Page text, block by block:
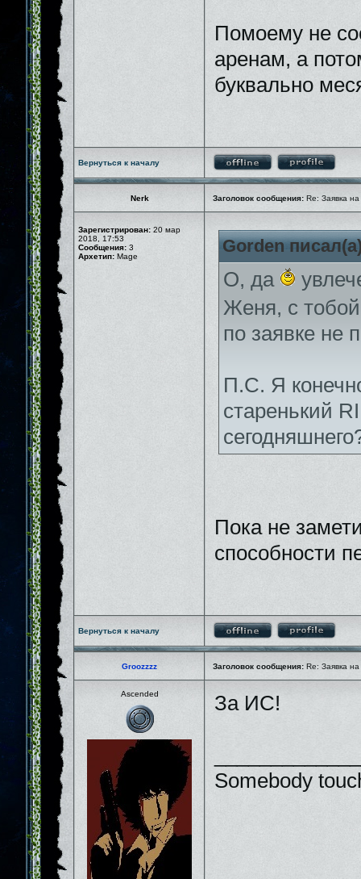
Помоему не
аренам, а
буквально
Вернуться к началу
Nerk Заголовок сообщения: Re: Заявка
Зарегистрирован: 20 мар
2018, 17:53
Сообщения: 3
Архетип: Mage
Gorden
О, да
Женя, с
по заявке не
П.С. Я
старенький
Пока не
способности
Вернуться к началу
Groozzzz Заголовок сообщения: Re: Заявка
Ascended За ИС!
Somebody